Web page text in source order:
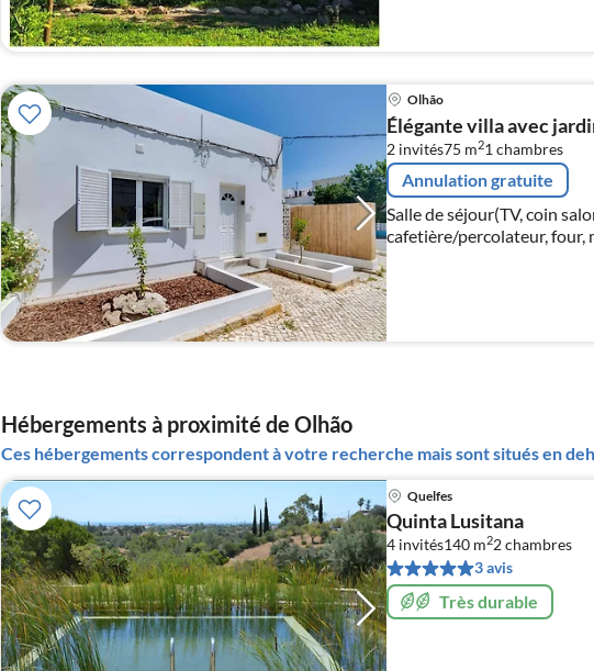
Olhão
Élégante villa avec
2 invités75 m21 chambres
Annulation gratuite
Salle de séjour(TV, coin
cafetière/percolateur, four,
réfrigérateur, congélateur,
Hébergements à proximité de Olhão
Ces hébergements correspondent à votre recherche mais sont situés en
Quelfes
Quinta Lusitana
4 invités140 m22chambres
3 avis
Très durable